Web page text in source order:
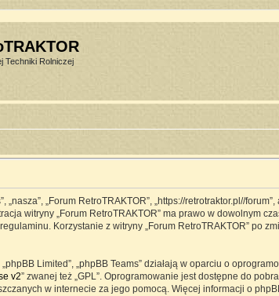
Techniki Rolniczej
„nasza”, „Forum RetroTRAKTOR”, „https://retrotraktor.pl//
witryny „Forum RetroTRAKTOR” ma prawo w dowolnym
Korzystanie z witryny „Forum RetroTRAKTOR” po
„phpBB Limited”, „phpBB Teams” działają w oparciu o
v2” zwanej też „GPL”. Oprogramowanie jest dostępne do
w internecie za jego pomocą. Więcej informacji o